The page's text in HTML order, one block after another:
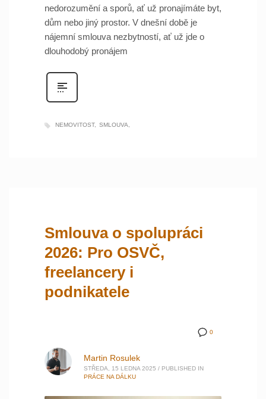
nedorozumění a sporů, ať už pronajímáte byt,
dům nebo jiný prostor. V dnešní době je
nájemní smlouva nezbytností, ať už jde o
dlouhodobý pronájem
NEMOVITOST SMLOUVA
Smlouva o spolupráci
2026: Pro OSVČ,
freelancery i
podnikatele
0
Martin Rosulek
STŘEDA, 15 LEDNA 2025 / PUBLISHED IN
PRÁCE NA DÁLKU